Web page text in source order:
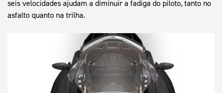
seis velocidades ajudam a diminuir a fadiga do piloto, tanto no
asfalto quanto na trilha.